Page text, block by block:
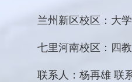
兰州 新区校区：大
七里河南校区：四教
联系人：杨再雄 联